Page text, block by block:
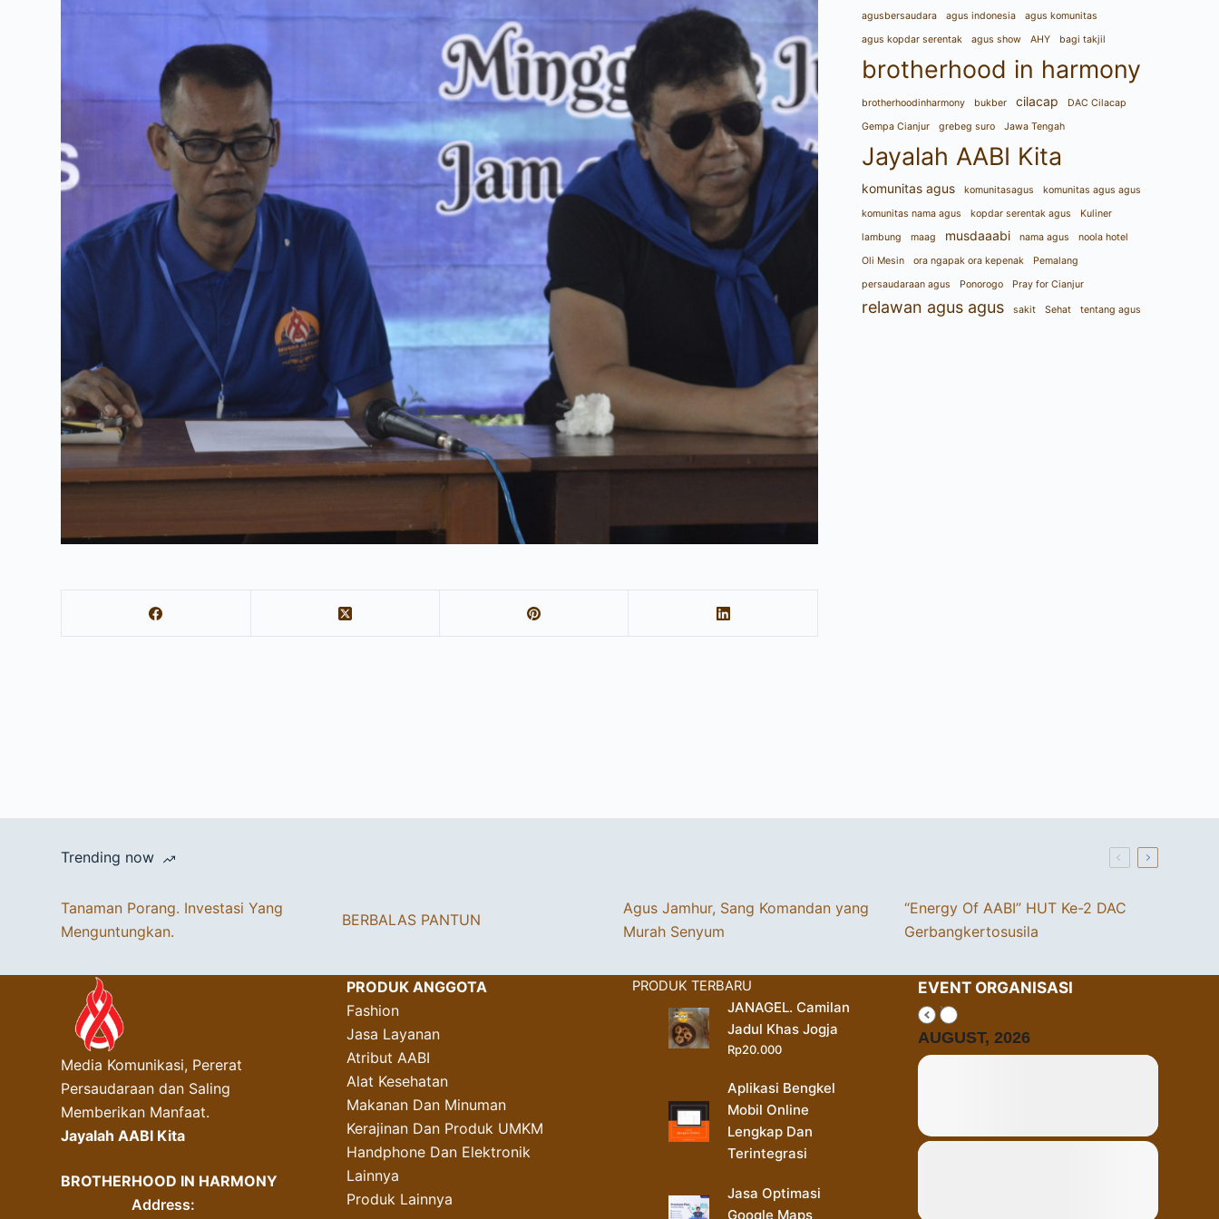
agusbersaudara agus indonesia
agus komunitas
agus kopdar serentak
agus show AHY bagi takjil
brotherhood in harmony
brotherhoodinharmony bukber cilacap
DAC Cilacap
Gempa Cianjur
grebeg suro Jawa Tengah
Jayalah AABI Kita
komunitas agus komunitasagus
komunitas agus agus
komunitas nama agus
kopdar serentak agus
Kuliner
lambung
maag musdaaabi nama agus
noola hotel
Oli Mesin
ora ngapak ora kepenak
Pemalang
persaudaraan agus
Ponorogo Pray for Cianjur
relawan agus agus sakit Sehat tentang agus
Trending now
Tanaman Porang. Investasi Yang
Menguntungkan.
BERBALAS PANTUN
Agus Jamhur, Sang Komandan yang
Murah Senyum
“Energy Of AABI” HUT Ke-2 DAC
Gerbangkertosusila
Media Komunikasi, Pererat
Persaudaraan dan Saling
Memberikan Manfaat.
Jayalah AABI Kita
BROTHERHOOD IN HARMONY
Address:
PRODUK ANGGOTA
Fashion
Jasa Layanan
Atribut AABI
Alat Kesehatan
Makanan Dan Minuman
Kerajinan Dan Produk UMKM
Handphone Dan Elektronik
Lainnya
Produk Lainnya
PRODUK TERBARU
JANAGEL. Camilan
Jadul Khas Jogja
Rp20.000
Aplikasi Bengkel
Mobil Online
Lengkap Dan
Terintegrasi
Jasa Optimasi
Google Maps
EVENT ORGANISASI
AUGUST, 2026